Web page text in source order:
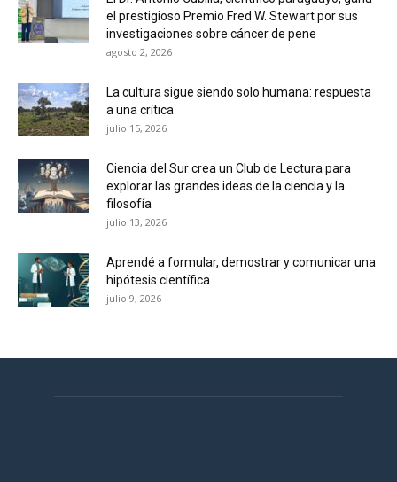
el prestigioso Premio Fred W. Stewart por sus
investigaciones sobre cáncer de pene
agosto 2, 2026
La cultura sigue siendo solo humana: respuesta
a una crítica
julio 15, 2026
Ciencia del Sur crea un Club de Lectura para
explorar las grandes ideas de la ciencia y la
filosofía
julio 13, 2026
Aprendé a formular, demostrar y comunicar una
hipótesis científica
julio 9, 2026